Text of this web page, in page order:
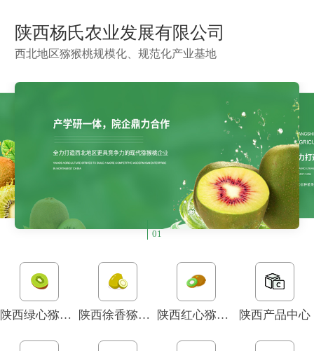
陕西杨氏农业发展有限公司
西北地区猕猴桃规模化、规范化产业基地
01
陕西绿心猕猴桃 陕西徐香猕猴桃 陕西红心猕猴桃 陕西产品中心